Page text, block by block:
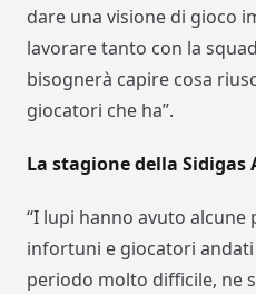
dare una visione di gioco
lavorare tanto con la
bisognerà capire cosa
giocatori che ha”.
La stagione della Sidigas
“I lupi hanno avuto
infortuni e giocatori
periodo molto difficile, ne